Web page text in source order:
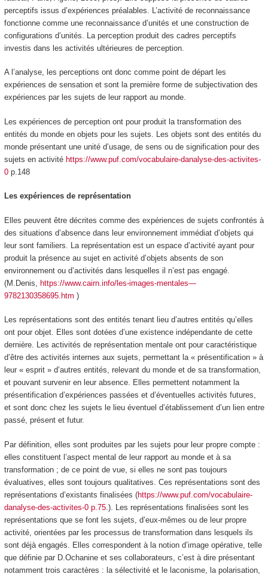
perceptifs issus d’expériences préalables. L’activité de reconnaissance
fonctionne comme une reconnaissance d’unités et une construction de
configurations d’unités. La perception produit des cadres perceptifs
investis dans les activités ultérieures de perception.
A l’analyse, les perceptions ont donc comme point de départ les
expériences de sensation et sont la première forme de subjectivationdes
expériences par les sujets de leur rapport au monde.
Les expériences de perception ont pour produit la transformation des
entités du monde en objets pour les sujets . Les objets sont des entités du
monde présentant une unité d’usage, de sens ou de signification pour des
sujets en activité https://www.puf.com/vocabulaire-danalyse-des-activites-
0p.148
Les expériences de représentation
Elles peuvent être décrites comme des expériences de sujets confrontés à
des situations d’absence dans leur environnement immédiat d’objets qui
leur sont familiers.
La représentation est un espace d’activité ayant pour
produit la présence au sujet en activité d’objets absents de son
environnement ou d’activités dans lesquelles il n’est pas engagé.
(M.Denis, https://www.cairn.info/les-images-mentales—
9782130358695.htm )
Les représentations sont des entités tenant lieu d’autres entités qu’elles
ont pour objet. Elles sont dotées d’une existence indépendante de cette
dernière. Les activités de représentation mentale ont pour caractéristique
d’être des activités internes aux sujets, permettant la « présentification» à
leur « esprit » d’autres entités, relevant du monde et de sa transformation,
et pouvant survenir en leur absence. Elles permettent notamment la
présentification d’expériences passées et d’éventuelles activités futures,
et sont donc chez les sujets le lieu éventuel d’établissement d’un lien entre
passé, présent et futur.
Par définition, elles sont produites par les sujets pour leur propre compte :
elles constituent l’aspect mental de leur rapport au monde et à sa
transformation; de ce point de vue, si elles ne sont pas toujours
évaluatives, elles sont toujours qualitatives. Ces représentations sont des
représentations d’existants finalisées (https://www.puf.com/vocabulaire-
danalyse-des-activites-0 p.75.). Les représentations finalisées sont les
représentations que se font les sujets, d’eux-mêmes ou de leur propre
activité, orientées par les processus de transformation dans lesquels ils
sont déjà engagés . Elles correspondent à la notion d’image opérative, telle
que définie par D.Ochanine et ses collaborateurs, c’est à dire présentant
notamment trois caractères : la sélectivité et le laconisme, la polarisation,